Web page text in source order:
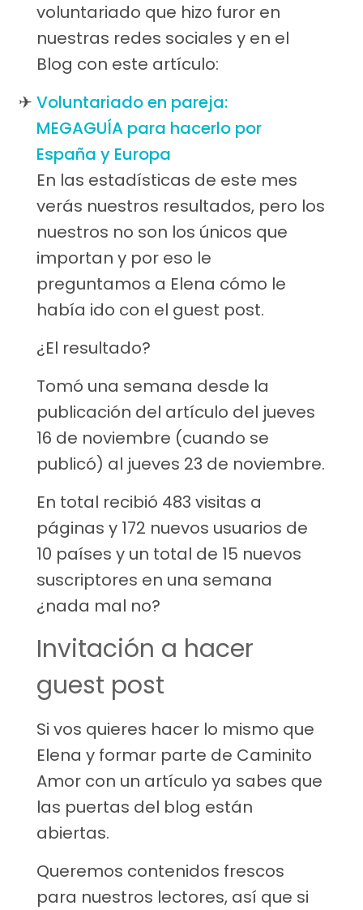
voluntariado que hizo furor en
nuestras redes sociales y en el
Blog con este artículo:
Voluntariado en pareja:
MEGAGUÍA para hacerlo por
España y Europa
En las estadísticas de este mes
verás nuestros resultados, pero los
nuestros no son los únicos que
importan y por eso le
preguntamos a Elena cómo le
había ido con el guest post.
¿El resultado?
Tomó una semana desde la
publicación del artículo del jueves
16 de noviembre (cuando se
publicó) al jueves 23 de noviembre.
En total recibió 483 visitas a
páginas y 172 nuevos usuarios de
10 países y un total de 15 nuevos
suscriptores en una semana
¿nada mal no?
Invitación a hacer
guest post
Si vos quieres hacer lo mismo que
Elena y formar parte de Caminito
Amor con un artículo ya sabes que
las puertas del blog están
abiertas.
Queremos contenidos frescos
para nuestros lectores, así que si